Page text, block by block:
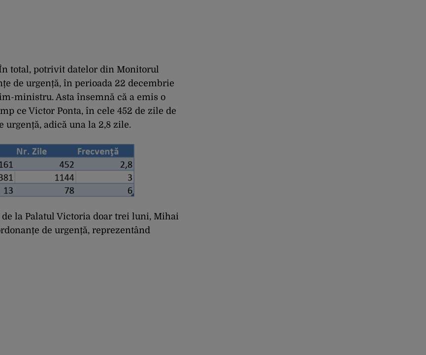
total, potrivit datelor din Monitorul
de urgență, în perioada 22 decembrie
ministru. Asta însemnă că a emis o
ce Victor Ponta, în cele 452 de zile de
urgență, adică una la 2,8 zile.
la Palatul Victoria doar trei luni, Mihai
de urgență, reprezentând